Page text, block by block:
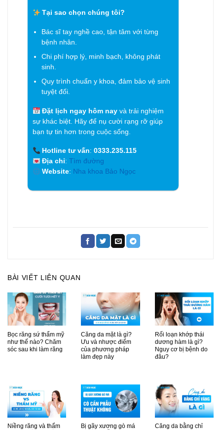
Tại sao chọn chúng tôi?
Bác sĩ tay nghề cao, tận tâm với từng
bệnh nhân.
Chi phí hợp lý, minh bạch, không phát
sinh.
Quy trình chuẩn y khoa, đảm bảo vệ sinh
tuyệt đối.
Đặt lịch ngay hôm nay và trải nghiệm
sự khác biệt. Hãy để nụ cười rạng rỡ giúp
bạn tự tin hơn trong cuộc sống.
Hotline tư vấn:0333.235.115
Địa chỉ:Tìm đường
Website: Nha khoa Bảo Ngọc
BÀI VIẾT LIÊN QUAN
Bọc răng sứ thẩm mỹ
như thế nào? Chăm
sóc sau khi làm răng
Căng da mặt là gì?
Ưu và nhược điểm
của phương pháp
làm đẹp này
Rối loạn khớp thái
dương hàm là gì?
Nguy cơ bị bệnh do
đâu?
Niềng răng và thẩm
Bị gãy xương gò má
Căng da bằng chỉ